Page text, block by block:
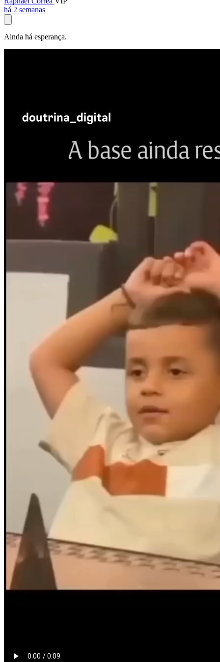
há 2 semanas
Ainda há esperança.